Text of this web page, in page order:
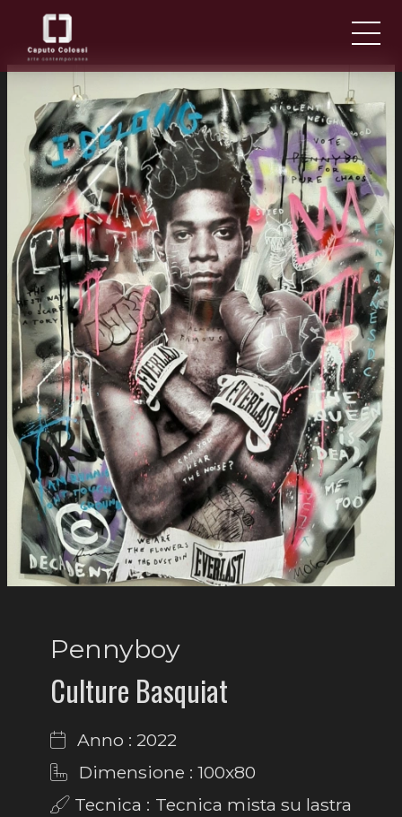
IT
EN
CHI SIAMO
NEWS ED EVENTI
ARTISTI E OPERE
FIERE
CONTATTI
Pennyboy
Culture Basquiat
Anno : 2022
Dimensione : 100x80
Tecnica : Tecnica mista su lastra